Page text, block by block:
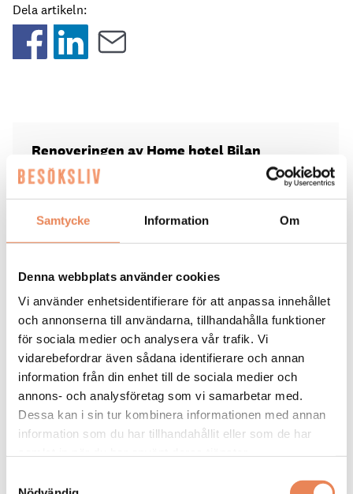
Samtycke Information Om
Denna webbplats använder cookies
Vi använder enhetsidentifierare för att anpassa innehållet
och annonserna till användarna, tillhandahålla funktioner
för sociala medier och analysera vår trafik. Vi
vidarebefordrar även sådana identifierare och annan
information från din enhet till de sociala medier och
annons- och analysföretag som vi samarbetar med.
Dessa kan i sin tur kombinera informationen med annan
information som du har tillhandahållit eller som de har
Dela artikeln:
Renoveringen av Home hotel Bilan
Samtliga 73 hotellrum har totalrenoverats och
utrustats med modern komfortkyla.
Lobby, korridorer och restaurang har fått en total
genomgång med fokus på byggnadens
Elbilsladdare har installerats i anslutning till hotellet.
Byggnaden fungerade som Värmlands länsfängelse
mellan 1847 och 1968. Det unika fängelsemuseet i
källaren har bevarats och är fortsatt öppet för
besökare.
HOME HOTEL BILAN STRAWBERRY